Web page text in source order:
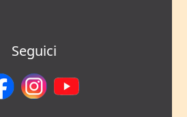
Seguici